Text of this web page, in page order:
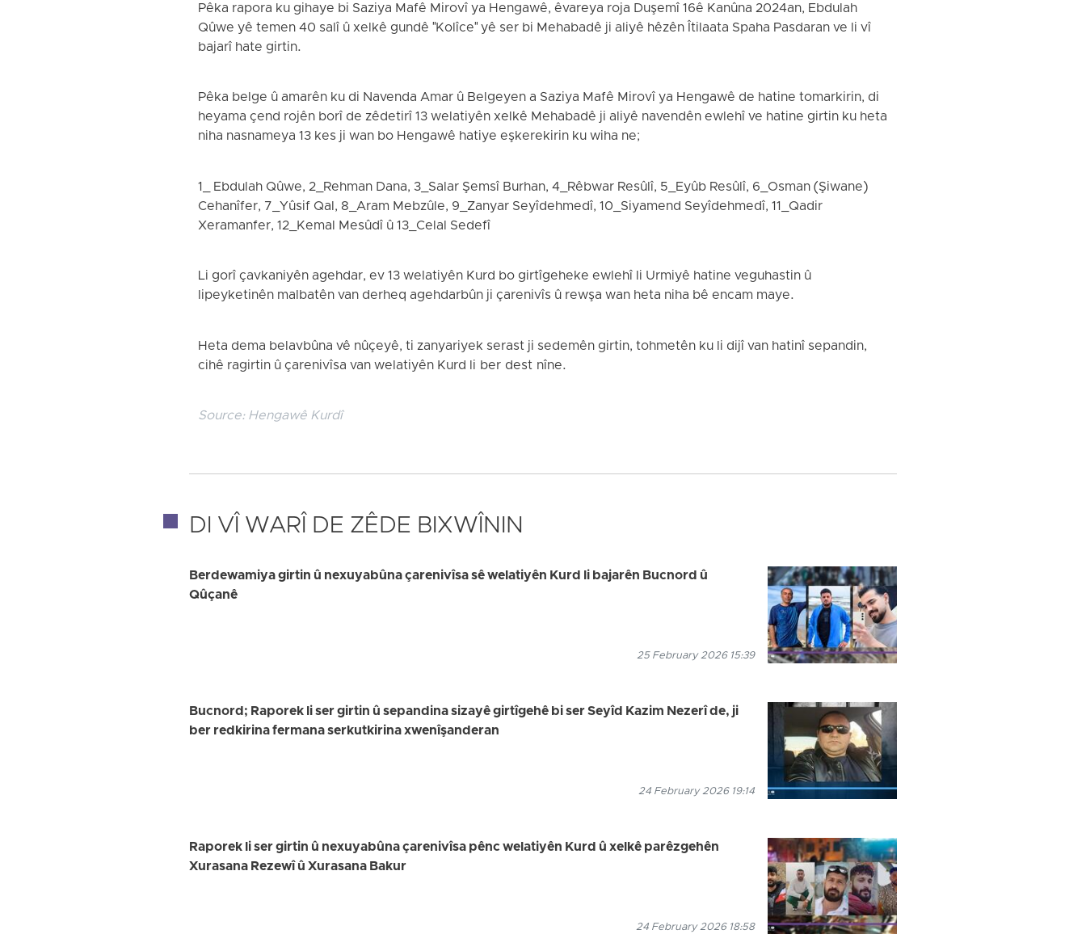
Pêka rapora ku gihaye bi Saziya Mafê Mirovî ya Hengawê, êvareya roja Duşemî 16ê Kanûna 2024an, Ebdulah
Qûwe yê temen 40 salî û xelkê gundê "Kolîce" yê ser bi Mehabadê ji aliyê hêzên Îtilaata Spaha Pasdaran ve li vî
bajarî hate girtin.
Pêka belge û amarên ku di Navenda Amar û Belgeyen a Saziya Mafê Mirovî ya Hengawê de hatine tomarkirin, di
heyama çend rojên borî de zêdetirî 13 welatiyên xelkê Mehabadê ji aliyê navendên ewlehî ve hatine girtin ku heta
niha nasnameya 13 kes ji wan bo Hengawê hatiye eşkerekirin ku wiha ne;
1_ Ebdulah Qûwe, 2_Rehman Dana, 3_Salar Şemsî Burhan, 4_Rêbwar Resûlî, 5_Eyûb Resûlî, 6_Osman (Şiwane)
Cehanîfer, 7_Yûsif Qal, 8_Aram Mebzûle, 9_Zanyar Seyîdehmedî, 10_Siyamend Seyîdehmedî, 11_Qadir
Xeramanfer, 12_Kemal Mesûdî û 13_Celal Sedefî
Li gorî çavkaniyên agehdar, ev 13 welatiyên Kurd bo girtîgeheke ewlehî li Urmiyê hatine veguhastin û
lipeyketinên malbatên van derheq agehdarbûn ji çarenivîs û rewşa wan heta niha bê encam maye.
Heta dema belavbûna vê nûçeyê, ti zanyariyek serast ji sedemên girtin, tohmetên ku li dijî van hatinî sepandin,
cihê ragirtin û çarenivîsa van welatiyên Kurd li ber dest nîne.
Source: Hengawê Kurdî
DI VÎ WARÎ DE ZÊDE BIXWÎNIN
Berdewamiya girtin û nexuyabûna çarenivîsa sê welatiyên Kurd li bajarên Bucnord û
Qûçanê
25 February 2026 15:39
Bucnord; Raporek li ser girtin û sepandina sizayê girtîgehê bi ser Seyîd Kazim Nezerî de, ji
ber redkirina fermana serkutkirina xwenîşanderan
24 February 2026 19:14
Raporek li ser girtin û nexuyabûna çarenivîsa pênc welatiyên Kurd û xelkê parêzgehên
Xurasana Rezewî û Xurasana Bakur
24 February 2026 18:58